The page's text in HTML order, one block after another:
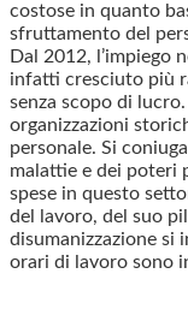
costose in quanto
sfruttamento del
Dal 2012, l’impiego
infatti cresciuto più
senza scopo di
organizzazioni
personale. Si
malattie e dei poteri
spese in questo
del lavoro, del suo
disumanizzazione si
orari di lavoro sono